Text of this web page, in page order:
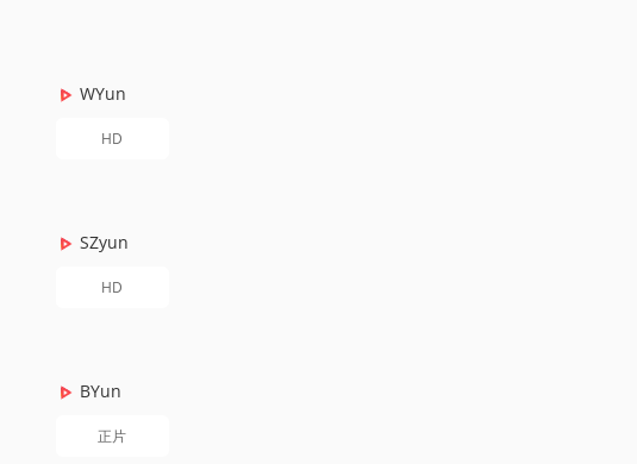
WYun
HD
SZyun
HD
BYun
正片